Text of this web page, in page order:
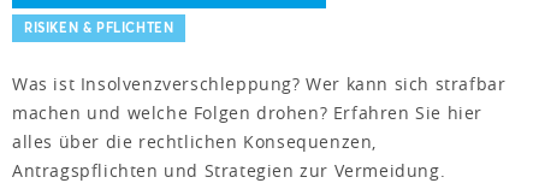
RISIKEN & PFLICHTEN
Was ist Insolvenzverschleppung? Wer kann sich strafbar
machen und welche Folgen drohen? Erfahren Sie hier
alles über die rechtlichen Konsequenzen,
Antragspflichten und Strategien zur Vermeidung.